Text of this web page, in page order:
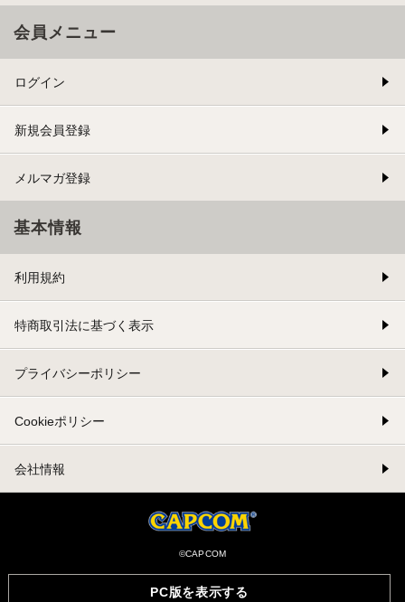
PC版を表示する
会員メニュー
ログイン
新規会員登録
メルマガ登録
基本情報
利用規約
特商取引法に基づく表示
プライバシーポリシー
Cookieポリシー
会社情報
©CAPCOM